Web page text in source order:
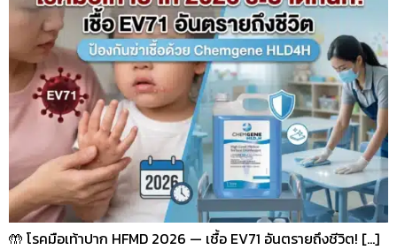
🤲 โรคมือเท้าปาก HFMD 2026 — เชื้อ EV71 อันตรายถึงชีวิต! […]